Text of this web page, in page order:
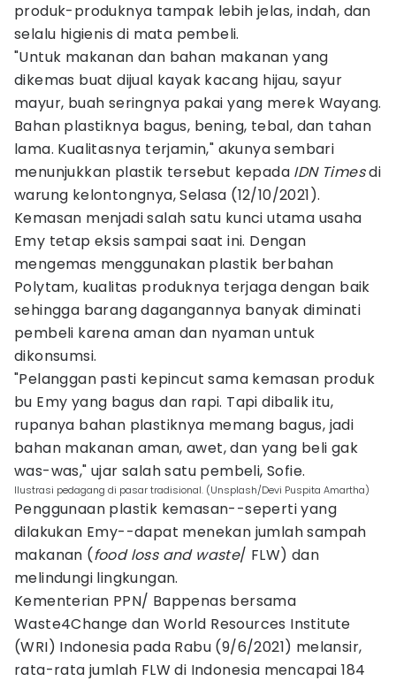
produk-produknya tampak lebih jelas, indah, dan
selalu higienis di mata pembeli.
"Untuk makanan dan bahan makanan yang
dikemas buat dijual kayak kacang hijau, sayur
mayur, buah seringnya pakai yang merek Wayang.
Bahan plastiknya bagus, bening, tebal, dan tahan
lama. Kualitasnya terjamin," akunya sembari
menunjukkan plastik tersebut kepada IDN Timesdi
warung kelontongnya, Selasa (12/10/2021).
Kemasan menjadi salah satu kunci utama usaha
Emy tetap eksis sampai saat ini. Dengan
mengemas menggunakan plastik berbahan
Polytam, kualitas produknya terjaga dengan baik
sehingga barang dagangannya banyak diminati
pembeli karena aman dan nyaman untuk
dikonsumsi.
"Pelanggan pasti kepincut sama kemasan produk
bu Emy yang bagus dan rapi. Tapi dibalik itu,
rupanya bahan plastiknya memang bagus, jadi
bahan makanan aman, awet, dan yang beli gak
was-was," ujar salah satu pembeli, Sofie.
Ilustrasi pedagang di pasar tradisional. (Unsplash/Devi Puspita Amartha)
Penggunaan plastik kemasan--seperti yang
dilakukan Emy--dapat menekan jumlah sampah
makanan (food loss and waste/ FLW) dan
melindungi lingkungan.
Kementerian PPN/ Bappenas bersama
Waste4Change dan World Resources Institute
(WRI) Indonesia pada Rabu (9/6/2021) melansir,
rata-rata jumlah FLW di Indonesia mencapai 184